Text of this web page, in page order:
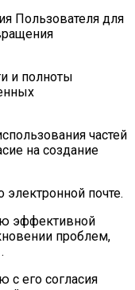
Пользователя для
и полноты
частей
на создание
почте.
эффективной
проблем,
с его согласия